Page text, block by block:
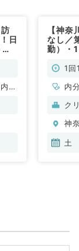
日
1
内
【神
なし／
勤）・
糖尿
1
内
ク
神
土